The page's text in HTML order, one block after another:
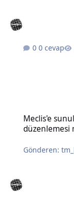
0 cevap
Meclis'e
düzenlemesi
Gönderen: